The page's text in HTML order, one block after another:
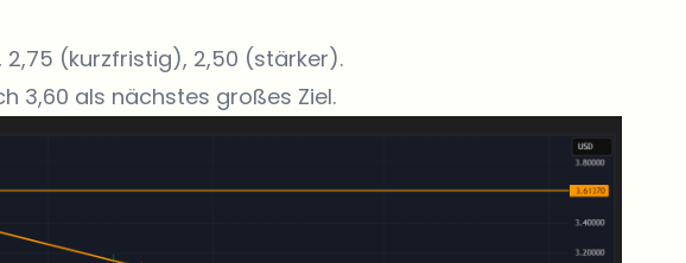
2,75 (kurzfristig), 2,50 (stärker).
3,60 als nächstes großes Ziel.